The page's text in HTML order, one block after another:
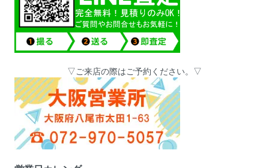
▽ご来店の際はご予約ください。▽